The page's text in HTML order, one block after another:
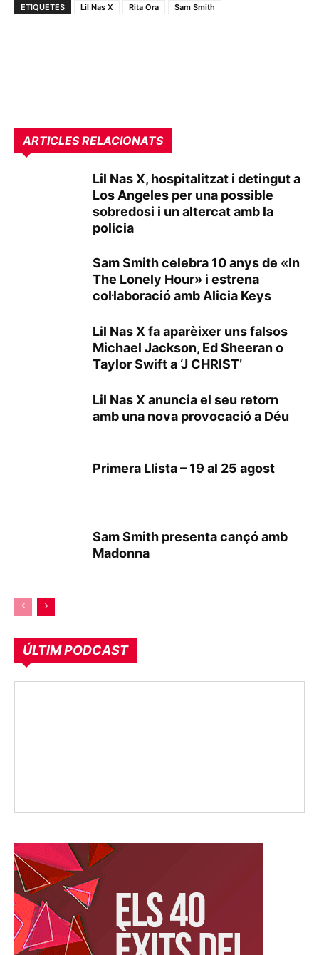
ETIQUETES Lil Nas X Rita Ora Sam Smith
ARTICLES RELACIONATS
Lil Nas X, hospitalitzat i detingut a
Los Angeles per una possible
sobredosi i un altercat amb la
policia
Sam Smith celebra 10 anys de «In
The Lonely Hour» i estrena
col·laboració amb Alicia Keys
Lil Nas X fa aparèixer uns falsos
Michael Jackson, Ed Sheeran o
Taylor Swift a ‘J CHRIST’
Lil Nas X anuncia el seu retorn
amb una nova provocació a Déu
Primera Llista – 19 al 25 agost
Sam Smith presenta cançó amb
Madonna
ÚLTIM PODCAST